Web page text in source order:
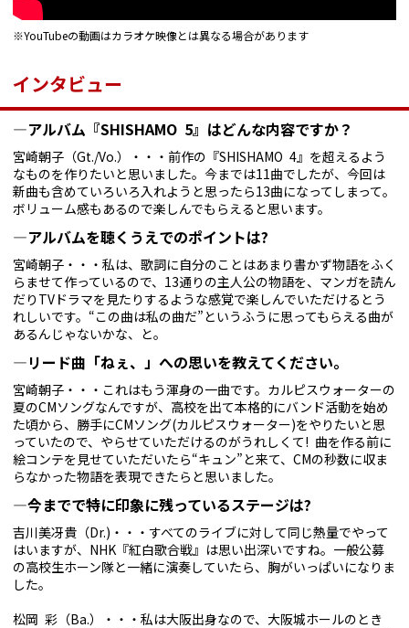
※YouTubeの動画はカラオケ映像とは異なる場合があります
インタビュー
—アルバム『SHISHAMO 5』はどんな内容ですか？
宮崎朝子（Gt./Vo.）・・・前作の『SHISHAMO 4』を超えるよう
なものを作りたいと思いました。今までは11曲でしたが、今回は
新曲も含めていろいろ入れようと思ったら13曲になってしまって。
ボリューム感もあるので楽しんでもらえると思います。
—アルバムを聴くうえでのポイントは?
宮崎朝子・・・私は、歌詞に自分のことはあまり書かず物語をふく
らませて作っているので、13通りの主人公の物語を、マンガを読ん
だりTVドラマを見たりするような感覚で楽しんでいただけるとう
れしいです。“この曲は私の曲だ”というふうに思ってもらえる曲が
あるんじゃないかな、と。
—リード曲「ねぇ、」への思いを教えてください。
宮崎朝子・・・これはもう渾身の一曲です。カルピスウォーターの
夏のCMソングなんですが、高校を出て本格的にバンド活動を始め
た頃から、勝手にCMソング(カルピスウォーター)をやりたいと思
っていたので、やらせていただけるのがうれしくて! 曲を作る前に
絵コンテを見せていただいたら“キュン”と来て、CMの秒数に収ま
らなかった物語を表現できたらと思いました。
—今までで特に印象に残っているステージは?
吉川美冴貴（Dr.)・・・すべてのライブに対して同じ熱量でやって
はいますが、NHK『紅白歌合戦』は思い出深いですね。一般公募
の高校生ホーン隊と一緒に演奏していたら、胸がいっぱいになりま
した。
松岡 彩（Ba.）・・・私は大阪出身なので、大阪城ホールのとき